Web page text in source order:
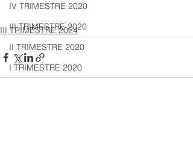
IV TRIMESTRE 2020
III TRIMESTRE 2020
II TRIMESTRE 2020
I TRIMESTRE 2020
III TRIMESTRE 2024